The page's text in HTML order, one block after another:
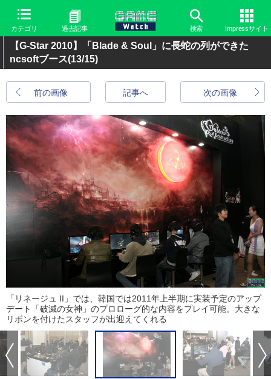
カテゴリ 過去記事 検索 Impressサイト
【G-Star 2010】「Blade & Soul」に長蛇の列ができた
ncsoftブース(13/15)
前の画像 次の画像
記事へ
「リネージュ II」では、韓国では2011年上半期に実装予定のアップ
デート「破滅の女神」のプロローグ的な内容をプレイ可能。大きな
リボンを付けたスタッフが出迎えてくれる